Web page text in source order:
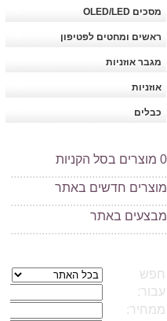
מסכים OLED/LED
ראשים ומחטים לפטיפון
מגבר אוזניות
אוזניות
כבלים
0 מוצרים בסל הקניות
..................................................
מוצרים חדשים באתר
..................................................
מבצעים באתר
..................................................